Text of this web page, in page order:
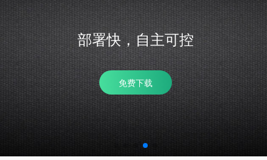
省成本，提效率
多分站齐推广，性价比高 批量数据分析，帮助及时调整优化